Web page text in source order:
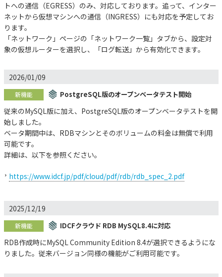
トへの通信（EGRESS）のみ、対応しております。追って、インター
ネットから仮想マシンへの通信（INGRESS）にも対応を予定してお
ります。
「ネットワーク」ページの「ネットワーク一覧」タブから、設定対
象の仮想ルーターを選択し、「ログ転送」から有効化できます。
2026/01/09
新機能 PostgreSQL版のオープンベータテスト開始
従来のMySQL版に加え、PostgreSQL版のオープンベータテストを開
始しました。
ベータ期間中は、RDBマシンとそのボリュームの料金は無償で利用
可能です。
詳細は、以下を参照ください。
https://www.idcf.jp/pdf/cloud/pdf/rdb/rdb_spec_2.pdf
2025/12/19
新機能 IDCFクラウド RDB MySQL8.4に対応
RDB作成時にMySQL Community Edition 8.4が選択できるようにな
りました。従来バージョン同様の機能がご利用可能です。